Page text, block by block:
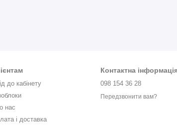
до кабінету
нас
і доставка
Контактна
098 154 36 28
Передзвонити вам?